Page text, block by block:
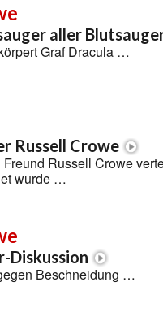
aller
Graf Dracula …
Russell Crowe
Russell Crowe
wurde …
Diskussion
Beschneidung …